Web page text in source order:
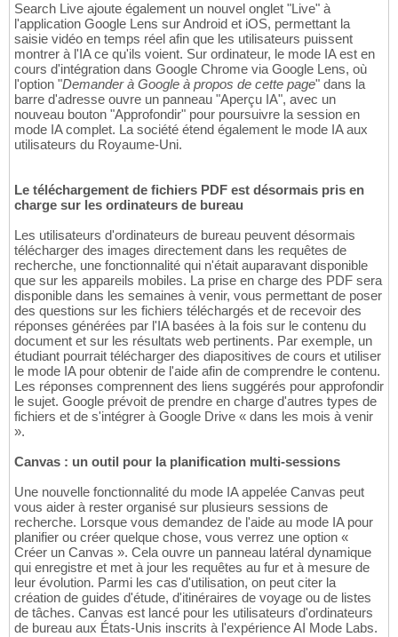
Search Live ajoute également un nouvel onglet "Live" à
l'application Google Lens sur Android et iOS, permettant la
saisie vidéo en temps réel afin que les utilisateurs puissent
montrer à l'IA ce qu'ils voient. Sur ordinateur, le mode IA est en
cours d'intégration dans Google Chrome via Google Lens, où
l'option "Demander à Google à propos de cette page" dans la
barre d'adresse ouvre un panneau "Aperçu IA", avec un
nouveau bouton "Approfondir" pour poursuivre la session en
mode IA complet. La société étend également le mode IA aux
utilisateurs du Royaume-Uni.
Le téléchargement de fichiers PDF est désormais pris en
charge sur les ordinateurs de bureau
Les utilisateurs d'ordinateurs de bureau peuvent désormais
télécharger des images directement dans les requêtes de
recherche, une fonctionnalité qui n'était auparavant disponible
que sur les appareils mobiles. La prise en charge des PDF sera
disponible dans les semaines à venir, vous permettant de poser
des questions sur les fichiers téléchargés et de recevoir des
réponses générées par l'IA basées à la fois sur le contenu du
document et sur les résultats web pertinents. Par exemple, un
étudiant pourrait télécharger des diapositives de cours et utiliser
le mode IA pour obtenir de l'aide afin de comprendre le contenu.
Les réponses comprennent des liens suggérés pour approfondir
le sujet. Google prévoit de prendre en charge d'autres types de
fichiers et de s'intégrer à Google Drive « dans les mois à venir
».
Canvas : un outil pour la planification multi-sessions
Une nouvelle fonctionnalité du mode IA appelée Canvas peut
vous aider à rester organisé sur plusieurs sessions de
recherche. Lorsque vous demandez de l'aide au mode IA pour
planifier ou créer quelque chose, vous verrez une option «
Créer un Canvas ». Cela ouvre un panneau latéral dynamique
qui enregistre et met à jour les requêtes au fur et à mesure de
leur évolution. Parmi les cas d'utilisation, on peut citer la
création de guides d'étude, d'itinéraires de voyage ou de listes
de tâches. Canvas est lancé pour les utilisateurs d'ordinateurs
de bureau aux États-Unis inscrits à l'expérience AI Mode Labs.